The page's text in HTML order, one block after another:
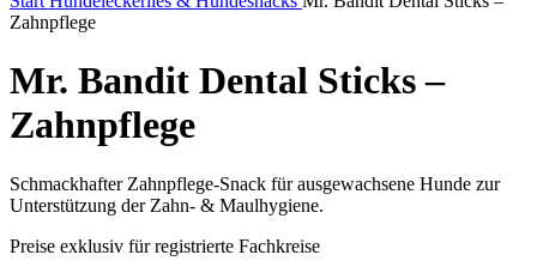
Zahnpflege
Mr. Bandit Dental Sticks –
Zahnpflege
Schmackhafter Zahnpflege-Snack für ausgewachsene Hunde zur
Unterstützung der Zahn- & Maulhygiene.
Preise exklusiv für registrierte Fachkreise